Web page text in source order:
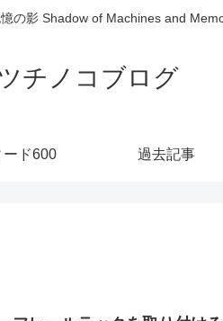
の影 Shadow of Machines and
チノコブログ
ード600 過去記事